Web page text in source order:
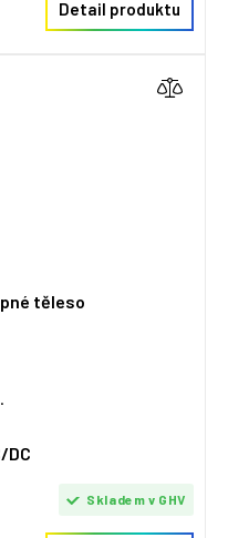
Detail produktu
těleso
DC
Skladem v GHV